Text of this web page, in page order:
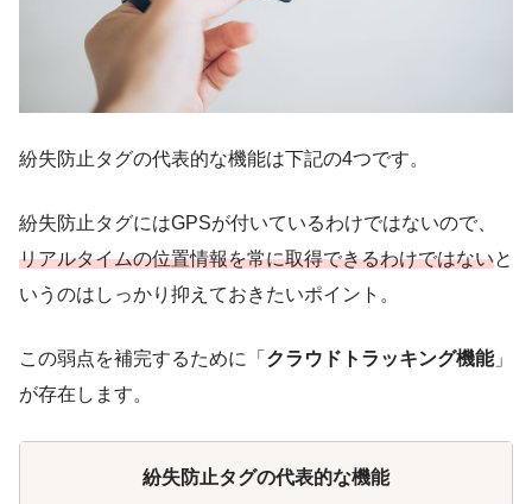
紛失防止タグの代表的な機能は下記の4つです。
紛失防止タグにはGPSが付いているわけではないので、
リアルタイムの位置情報を常に取得できるわけではないと
いうのはしっかり抑えておきたいポイント。
この弱点を補完するために「 クラウドトラッキング機能」
が存在します。
紛失防止タグの代表的な機能